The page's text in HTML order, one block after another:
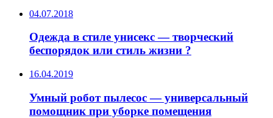
04.07.2018
Одежда в стиле унисекс — творческий
беспорядок или стиль жизни ?
16.04.2019
Умный робот пылесос — универсальный
помощник при уборке помещения